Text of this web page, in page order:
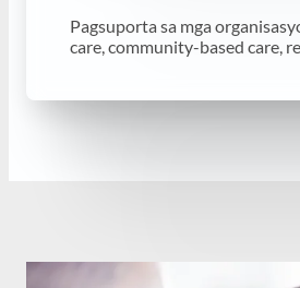
Pagsuporta sa mga
care, community-based care,